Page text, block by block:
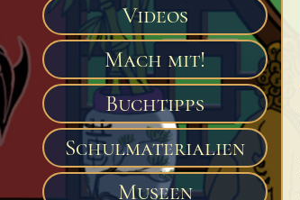
Videos
Mach mit!
Buchtipps
Schulmaterialien
Museen